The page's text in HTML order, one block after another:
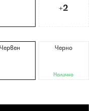
+2
Червен Черно
Налично